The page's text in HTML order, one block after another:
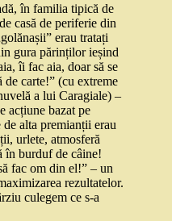
în familia tipică de
casă de periferie din
erau tratați
gura părinților ieșind
îi fac aia, doar să se
de carte!” (cu extreme
a lui Caragiale) –
acțiune bazat pe
alta premianții erau
urlete, atmosferă
în burduf de câine!
fac om din el!” – un
rezultatelor.
culegem ce s-a